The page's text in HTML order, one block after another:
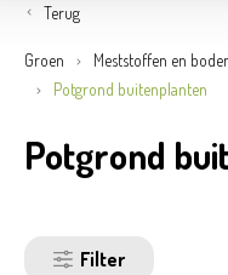
Terug
Groen Meststoffen en
Potgrond buitenplanten
Potgrond
Filter